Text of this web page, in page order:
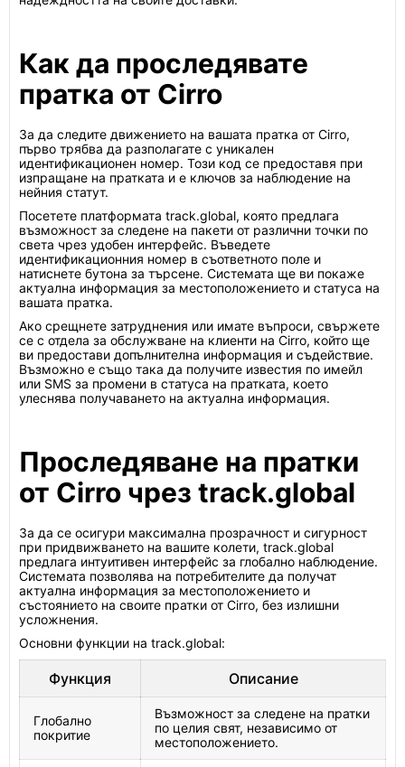
Как да проследявате
пратка от Cirro
За да следите движението на вашата пратка от Cirro,
първо трябва да разполагате с уникален
идентификационен номер. Този код се предоставя при
изпращане на пратката и е ключов за наблюдение на
нейния статут.
Посетете платформата track.global, която предлага
възможност за следене на пакети от различни точки по
света чрез удобен интерфейс. Въведете
идентификационния номер в съответното поле и
натиснете бутона за търсене. Системата ще ви покаже
актуална информация за местоположението и статуса на
вашата пратка.
Ако срещнете затруднения или имате въпроси, свържете
се с отдела за обслужване на клиенти на Cirro, който ще
ви предостави допълнителна информация и съдействие.
Възможно е също така да получите известия по имейл
или SMS за промени в статуса на пратката, което
улеснява получаването на актуална информация.
Проследяване на пратки
от Cirro чрез track.global
За да се осигури максимална прозрачност и сигурност
при придвижването на вашите колети, track.global
предлага интуитивен интерфейс за глобално наблюдение.
Системата позволява на потребителите да получат
актуална информация за местоположението и
състоянието на своите пратки от Cirro, без излишни
усложнения.
Основни функции на track.global:
Функция Описание
Глобално
покритие
Възможност за следене на пратки
по целия свят, независимо от
местоположението.